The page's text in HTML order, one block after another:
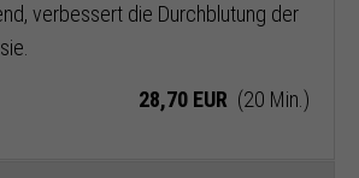
verbessert die Durchblutung der
28,70 EUR (20 Min.)